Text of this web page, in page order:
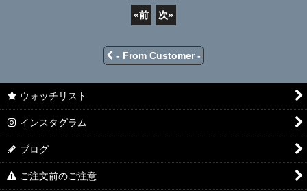
«前 次»
- From Customer -
ウォッチリスト
インスタグラム
ブログ
ご注文前のご注意